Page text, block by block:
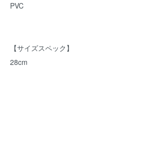
PVC
【サイズスペック】
28cm